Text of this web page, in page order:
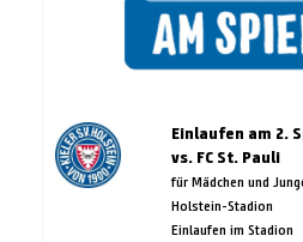
Einlaufen am 2.
vs. FC St. Pauli
für Mädchen und
Holstein-Stadion
Einlaufen im Stadion